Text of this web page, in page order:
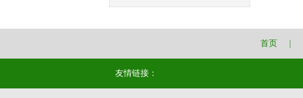
首页
友情链接：